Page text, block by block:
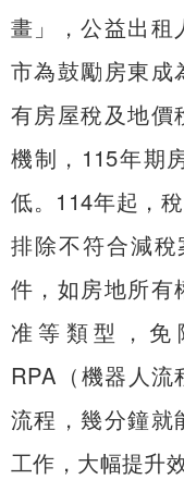
畫」，公益出租
市為鼓勵房東成
有房屋稅及地價
機制，115年期
低。114年起，
排除不符合減
件，如房地所有
准等類型，免
RPA（機器人
流程，幾分鐘就
工作，大幅提升效